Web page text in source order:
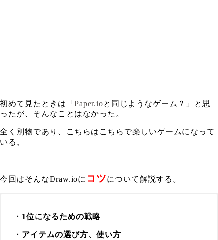
初めて見たときは「 Paper.ioと同じようなゲーム？」と思
ったが、そんなことはなかった。
全く別物であり、こちらはこちらで楽しいゲームになって
いる。
今回はそんなDraw.ioに コツについて解説する。
・1位になるための戦略
・アイテムの選び方、使い方